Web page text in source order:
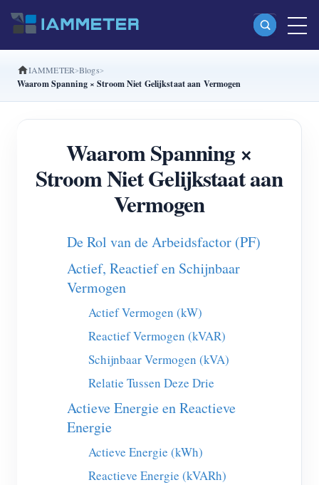
Producten
Driefasige Wi-Fi-energiemeter (WEM3080T)
Driefasige Wi-Fi-energiemeter (WEM3046T)
Driefasige Wi-Fi-energiemeter (WEM3050T)
WiFi-vermogenscontroller
IAMMETER Cloud Pro
Self-hostingservice
Virtuele meter
Energievoorspellings- en simulatiesysteem
Toepassingen
Winkel
IAMMETER Blogs
Waarom Spanning × Stroom Niet Gelijkstaat aan Vermogen
Waarom Spanning ×
Stroom Niet Gelijkstaat aan
Vermogen
De Rol van de Arbeidsfactor (PF)
Actief, Reactief en Schijnbaar
Vermogen
Actief Vermogen (kW)
Reactief Vermogen (kVAR)
Schijnbaar Vermogen (kVA)
Relatie Tussen Deze Drie
Actieve Energie en Reactieve
Energie
Actieve Energie (kWh)
Reactieve Energie (kVARh)